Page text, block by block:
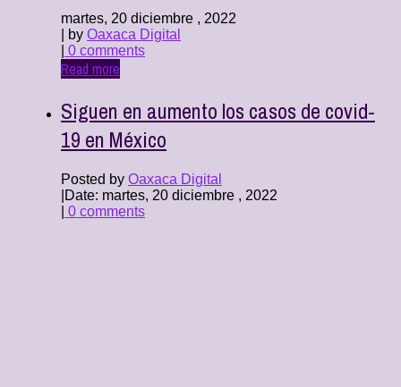
martes, 20 diciembre , 2022
| by Oaxaca Digital
0 comments
Read more
Siguen en aumento los casos de covid-
19 en México
Posted by Oaxaca Digital
Date: martes, 20 diciembre , 2022
0 comments